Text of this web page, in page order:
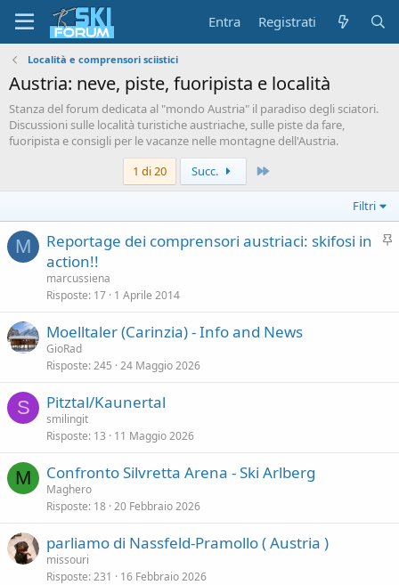
Entra Registrati
Località e comprensori sciistici
Austria: neve, piste, fuoripista e località
Stanza del forum dedicata al "mondo Austria" il paradiso degli sciatori.
Discussioni sulle località turistiche austriache, sulle piste da fare,
fuoripista e consigli per le vacanze nelle montagne dell'Austria.
1 di 20
Succ.
Filtri
M
I
Reportage dei comprensori austriaci: skifosi in
action!!
marcussiena
Risposte 17 1 Aprile 2014
Moelltaler (Carinzia) - Info and News
GioRad
Risposte 245 24 Maggio 2026
S Pitztal/Kaunertal
smilingit
Risposte 13 11 Maggio 2026
M Confronto Silvretta Arena - Ski Arlberg
Maghero
Risposte 18 20 Febbraio 2026
parliamo di Nassfeld-Pramollo ( Austria )
missouri
Risposte 231 16 Febbraio 2026